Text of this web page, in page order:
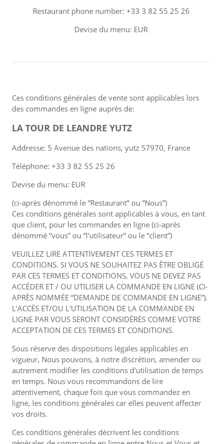
Restaurant phone number: +33 3 82 55 25 26
Devise du menu: EUR
Ces conditions générales de vente sont applicables lors
des commandes en ligne auprès de:
LA TOUR DE LEANDRE YUTZ
Addresse: 5 Avenue des nations, yutz 57970, France
Téléphone: +33 3 82 55 25 26
Devise du menu: EUR
(ci-après dénommé le “Restaurant” ou “Nous”)
Ces conditions générales sont applicables à vous, en tant
que client, pour les commandes en ligne (ci-après
dénommé “vous” ou “l'utilisateur” ou le “client”)
VEUILLEZ LIRE ATTENTIVEMENT CES TERMES ET
CONDITIONS. SI VOUS NE SOUHAITEZ PAS ÊTRE OBLIGÉ
PAR CES TERMES ET CONDITIONS, VOUS NE DEVEZ PAS
ACCÉDER ET / OU UTILISER LA COMMANDE EN LIGNE (CI-
APRÈS NOMMÉE “DEMANDE DE COMMANDE EN LIGNE”).
L'ACCÈS ET/OU L'UTILISATION DE LA COMMANDE EN
LIGNE PAR VOUS SERONT CONSIDÉRÉS COMME VOTRE
ACCEPTATION DE CES TERMES ET CONDITIONS.
Sous réserve des dispositions légales applicables en
vigueur, Nous pouvons, à notre discrétion, amender ou
autrement modifier les conditions d'utilisation de temps
en temps. Nous vous recommandons de lire
attentivement, chaque fois que vous commandez en
ligne, les conditions générales car elles peuvent affecter
vos droits.
Ces conditions générales décrivent les conditions